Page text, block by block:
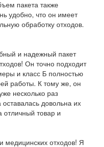
пакета также
удобно, что он имеет
обработку отходов.
и надежный пакет
Он точно подходит
и класс Б полностью
работы. К тому же, он
несколько раз
оставалась довольна их
отличный товар и
медицинских отходов! Я